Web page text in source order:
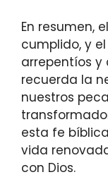
En resumen,
cumplido, y
arrepentíos y
recuerda la
nuestros
esta fe
vida
con Dios.